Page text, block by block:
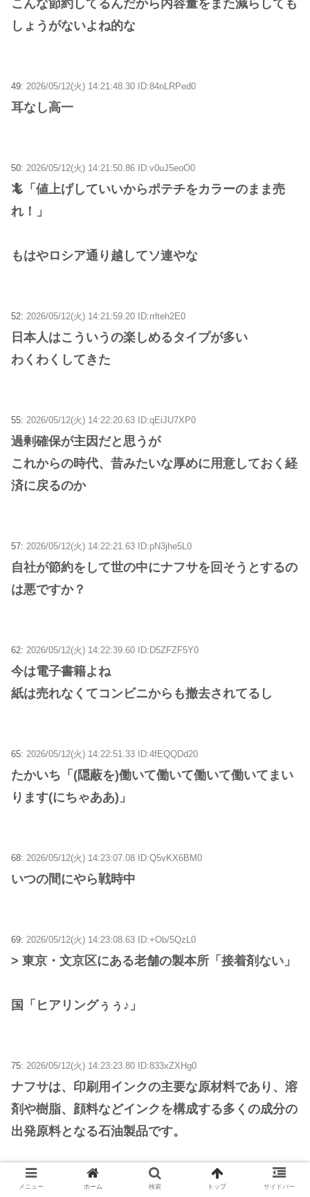
こんな節約してるんだから内容量をまた減らしても
しょうがないよね的な
49: 2026/05/12(火) 14:21:48.30 ID:84nLRPed0
耳なし高一
50: 2026/05/12(火) 14:21:50.86 ID:v0uJ5eoO0
🦎「値上げしていいからポテチをカラーのまま売
れ！」
もはやロシア通り越してソ連やな
52: 2026/05/12(火) 14:21:59.20 ID:rrlteh2E0
日本人はこういうの楽しめるタイプが多い
わくわくしてきた
55: 2026/05/12(火) 14:22:20.63 ID:qEiJU7XP0
過剰確保が主因だと思うが
これからの時代、昔みたいな厚めに用意しておく経
済に戻るのか
57: 2026/05/12(火) 14:22:21.63 ID:pN3jhe5L0
自社が節約をして世の中にナフサを回そうとするの
は悪ですか？
62: 2026/05/12(火) 14:22:39.60 ID:D5ZFZF5Y0
今は電子書籍よね
紙は売れなくてコンビニからも撤去されてるし
65: 2026/05/12(火) 14:22:51.33 ID:4fEQQDd20
たかいち「(隠蔽を)働いて働いて働いて働いてまい
ります(にちゃああ)」
68: 2026/05/12(火) 14:23:07.08 ID:Q5vKX6BM0
いつの間にやら戦時中
69: 2026/05/12(火) 14:23:08.63 ID:+Ob/5QzL0
> 東京・文京区にある老舗の製本所「接着剤ない」
国「ヒアリングぅぅ♪」
75: 2026/05/12(火) 14:23:23.80 ID:833xZXHg0
ナフサは、印刷用インクの主要な原材料であり、溶
剤や樹脂、顔料などインクを構成する多くの成分の
出発原料となる石油製品です。
76:2026/05/12(火) 14:23:25.61 ID:OaA9WdqM0
メニュー ホーム 検索 トップ サイドバー